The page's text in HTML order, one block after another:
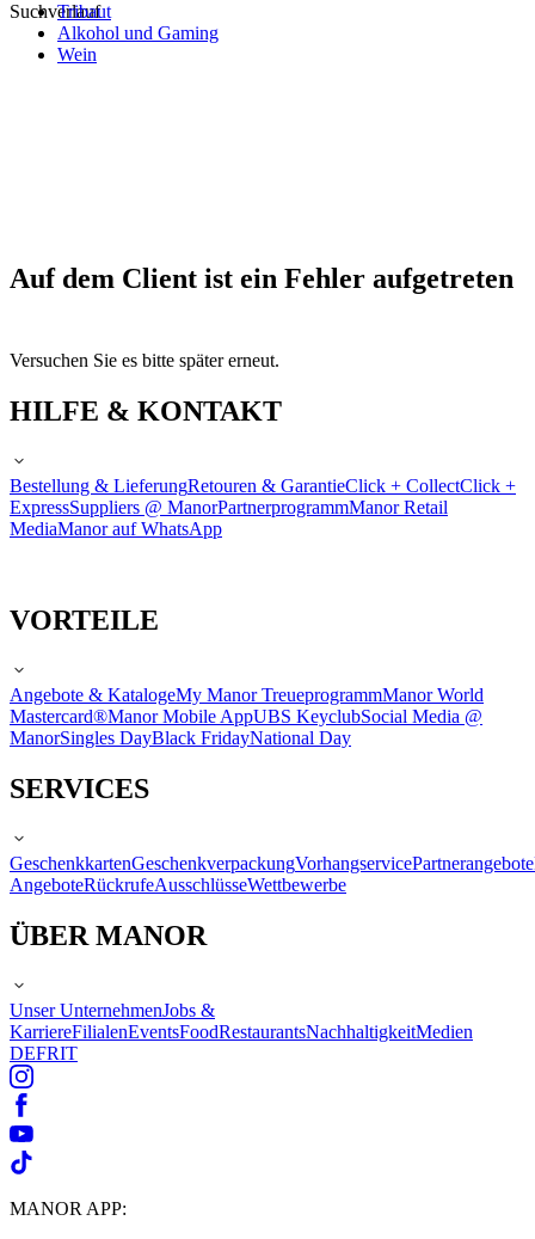
Suchverlauf
Tribaut
Alkohol und Gaming
Wein
Auf dem Client ist ein Fehler aufgetreten
Versuchen Sie es bitte später erneut.
HILFE & KONTAKT
Bestellung & LieferungRetouren & GarantieClick + CollectClick +
ExpressSuppliers @ ManorPartnerprogrammManor Retail
MediaManor auf WhatsApp
VORTEILE
Angebote & KatalogeMy Manor TreueprogrammManor World
Mastercard®Manor Mobile AppUBS KeyclubSocial Media @
ManorSingles DayBlack FridayNational Day
SERVICES
GeschenkkartenGeschenkverpackungVorhangservicePartnerangebote
AngeboteRückrufeAusschlüsseWettbewerbe
ÜBER MANOR
Unser UnternehmenJobs &
KarriereFilialenEventsFoodRestaurantsNachhaltigkeitMedien
DEFRIT
MANOR APP: